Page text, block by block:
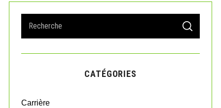
a
r
o
S
A
C
CATÉGORIES
Carrière